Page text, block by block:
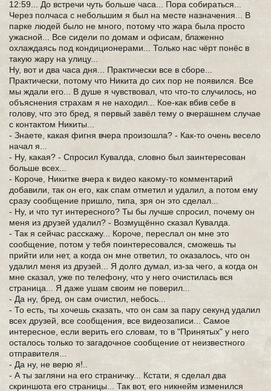
12:59... До встречи чуть больше часа... Пора собираться...
Через полчаса с небольшим я был на месте назначения... В
парке людей было не много, потому что жара была просто
ужасной... Все сидели по домам и офисам, блаженно
охлаждаясь под кондиционерами... Только нас чёрт понёс в
такую жару на улицу...
Ну, вот и два часа дня... Практически все в сборе...
Практически, потому что Никита до сих пор не появился. Все
мы ждали его... В душе я чувствовал, что что-то случилось, но
объяснения страхам я не находил... Кое-как вбив себе в
голову, что это бред, я первый завёл тему о вчерашнем случае
с контактом Никиты...
- Знаете, какая фигня вчера произошла? - Как-то очень весело
начал я...
- Ну, какая? - Спросил Кувалда, словно был заинтересован
больше всех...
- Короче, Никитке вчера к видео какому-то комментарий
добавили, так он его, как спам отметил и удалил, а потом ему
сразу сообщение пришло, типа, зря он это сделал...
- Ну, и что тут интересного? Ты бы лучше спросил, почему он
меня из друзей удалил? - Возмущённо сказал Кувалда.
- Так я сейчас расскажу... Короче, переслал он мне это
сообщение, потом у тебя поинтересовался, сможешь ты
прийти или нет, а когда он мне ответил, то оказалось, что он
удалил меня из друзей... Я долго думал, из-за чего, а когда он
мне сказал, уже по телефону, что у него очистилась вся
страница... Я даже ушам своим не поверил...
- Да ну, бред, он сам очистил, небось...
- То есть, ты хочешь сказать, что он сам за пару секунд удалил
всех друзей, все сообщения, все видеозаписи... Самое
интересное, если верить его словам, то в "Принятых" у него
осталось только то загадочное сообщение от неизвестного
отправителя...
- Да ну, не верю я!..
- А ты загляни на его страничку... Кстати, я сделал два
скриншота его страницы... Так вот, его никнейм изменился